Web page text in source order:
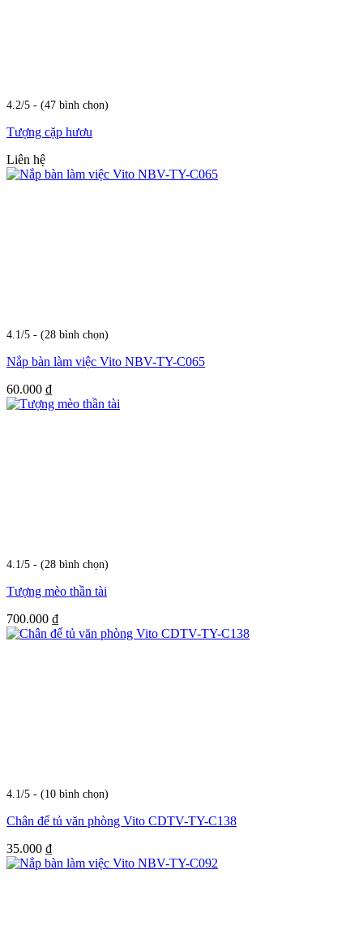
4.2/5 - (47 bình chọn)
Tượng cặp hươu
Liên hệ
4.1/5 - (28 bình chọn)
Nắp bàn làm việc Vito NBV-TY-C065
60.000 ₫
4.1/5 - (28 bình chọn)
Tượng mèo thần tài
700.000 ₫
4.1/5 - (10 bình chọn)
Chân đế tủ văn phòng Vito CDTV-TY-C138
35.000 ₫